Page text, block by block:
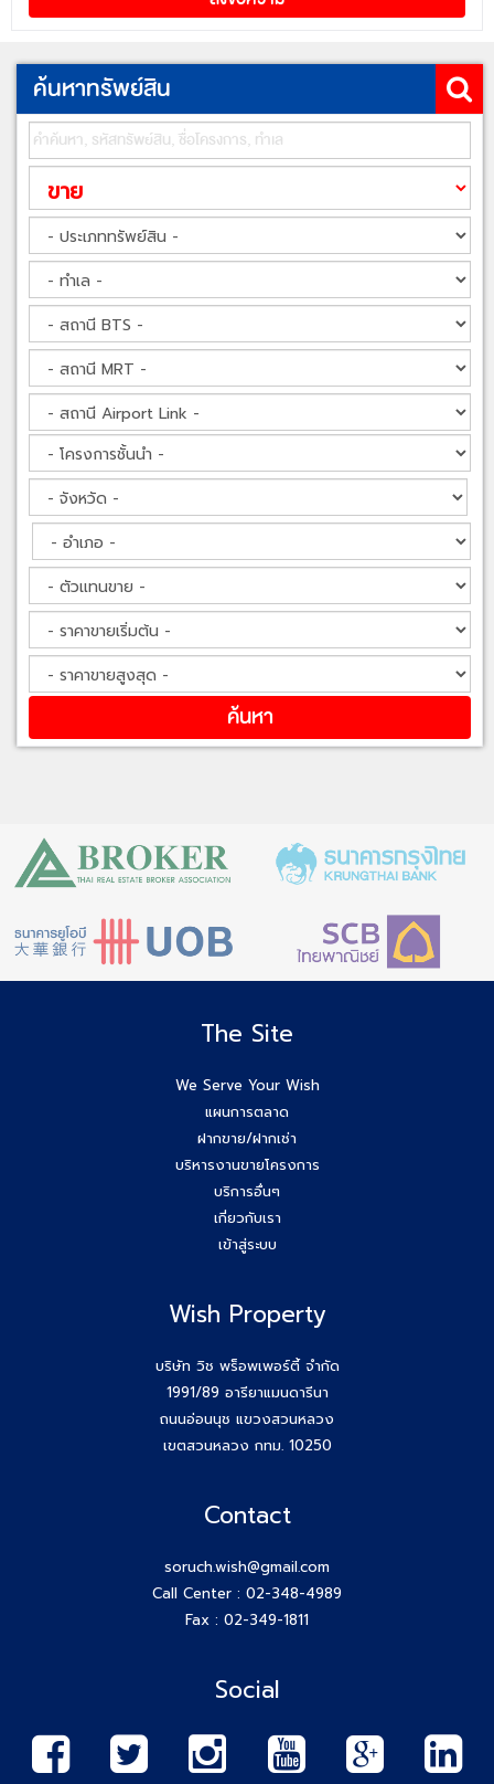
ค้นหาทรัพย์สิน
The Site
We Serve Your Wish
แผนการตลาด
ฝากขาย/ฝากเช่า
บริหารงานขายโครงการ
บริการอื่นๆ
เกี่ยวกับเรา
เข้าสู่ระบบ
Wish Property
บริษัท วิช พร็อพเพอร์ตี้ จำกัด
1991/89 อารียาแมนดารีนา
ถนนอ่อนนุช แขวงสวนหลวง
เขตสวนหลวง กทม. 10250
Contact
soruch.wish@gmail.com
Call Center : 02-348-4989
Fax : 02-349-1811
Social